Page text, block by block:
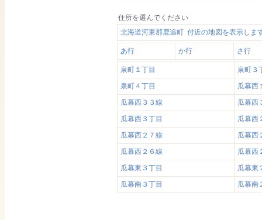
住所を選んでください
北海道河東郡鹿追町 付近の地図を表示しま
あ行 か行 さ行
泉町１丁目
泉町３
泉町４丁目
瓜幕西
瓜幕西３３線
瓜幕西
瓜幕西３丁目
瓜幕西
瓜幕西２７線
瓜幕西
瓜幕西２６線
瓜幕西
瓜幕東３丁目
瓜幕東
瓜幕南３丁目
瓜幕南